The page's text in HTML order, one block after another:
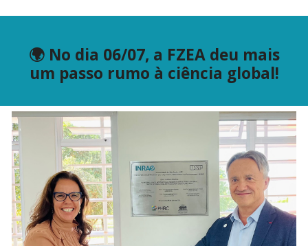
🌍 No dia 06/07, a FZEA deu mais
um passo rumo à ciência global!